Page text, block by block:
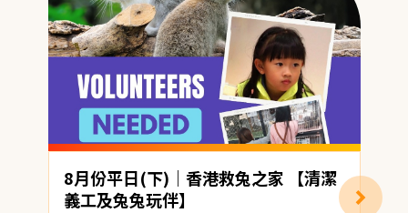
8月份平日(下)｜香港救兔之家 【清潔
義工及兔兔玩伴】